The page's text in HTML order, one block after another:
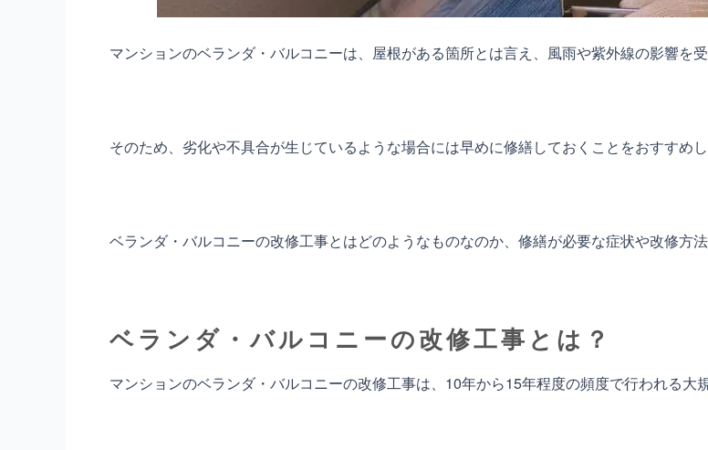
マンションのベランダ・バルコニーは、屋根がある箇所とは言え、風雨や紫外線の影響を受
そのため、劣化や不具合が生じているような場合には早めに修繕しておくことをおすすめし
ベランダ・バルコニーの改修工事とはどのようなものなのか、修繕が必要な症状や改修方
ベランダ・バルコニーの改修工事とは？
マンションのベランダ・バルコニーの改修工事は、10年から15年程度の頻度で行われる大